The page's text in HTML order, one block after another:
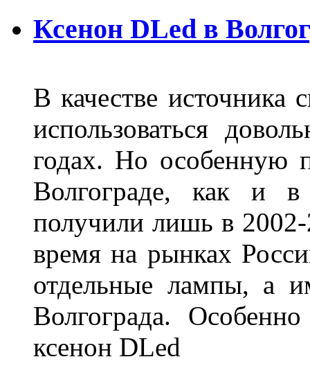
Ксенон DLed в
В качестве источника
использоваться
годах. Но особенную
Волгограде, как и
получили лишь в
время на рынках
отдельные лампы, а
Волгограда.
ксенон DLed